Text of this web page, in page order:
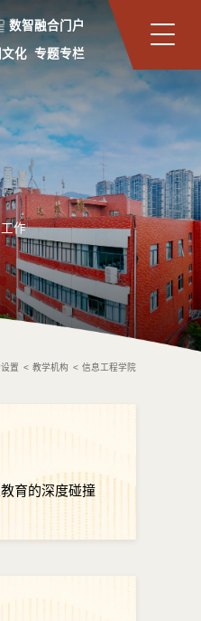
数智融合门户
化 专题专栏
作
置 < 教学机构 < 信息工程学院
育的深度碰撞